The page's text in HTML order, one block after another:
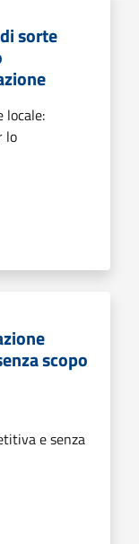
sorte
locale:
lo
scopo
e senza